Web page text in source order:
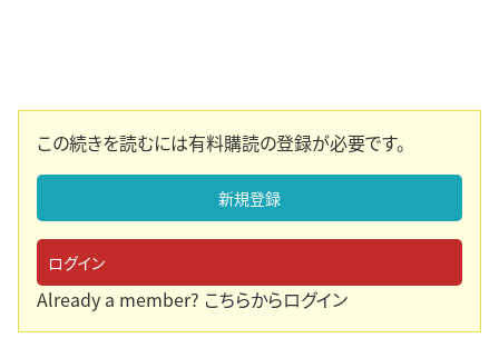
この続きを読むには有料購読の登録が必要です。
新規登録
ログイン
Already a member? こちらからログイン